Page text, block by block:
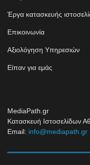
Έργα κατασκευής
Επικοινωνία
Αξιολόγηση Υπηρεσιών
Είπαν για εμάς
MediaPath.gr
Κατασκευή Ιστοσελίδων
Email: info@mediapath.gr